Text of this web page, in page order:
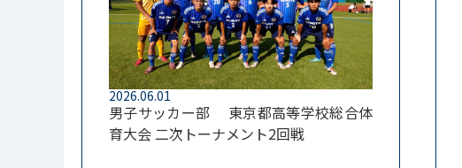
2026.06.01
男子サッカー部 東京都高等学校総合体
育大会 二次トーナメント2回戦